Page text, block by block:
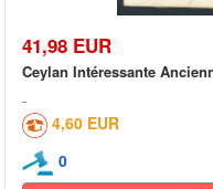
41,98 EUR
Ceylan Intéressante
4,60 EUR
0